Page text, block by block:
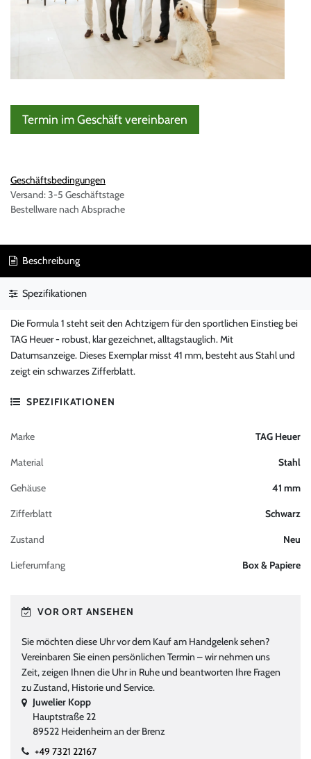
Termin im Geschäft vereinbaren
Geschäftsbedingungen
Versand: 3-5 Geschäftstage
Bestellware nach Absprache
Beschreibung
Spezifikationen
Die Formula 1 steht seit den Achtzigern für den sportlichen Einstieg bei
TAG Heuer - robust, klar gezeichnet, alltagstauglich. Mit
Datumsanzeige. Dieses Exemplar misst 41 mm, besteht aus Stahl und
zeigt ein schwarzes Zifferblatt.
SPEZIFIKATIONEN
Marke TAG Heuer
Material Stahl
Gehäuse 41 mm
Zifferblatt Schwarz
Zustand Neu
Lieferumfang Box & Papiere
VOR ORT ANSEHEN
Sie möchten diese Uhr vor dem Kauf am Handgelenk sehen?
Vereinbaren Sie einen persönlichen Termin – wir nehmen uns
Zeit, zeigen Ihnen die Uhr in Ruhe und beantworten Ihre Fragen
zu Zustand, Historie und Service.
Juwelier Kopp
Hauptstraße 22
89522 Heidenheim an der Brenz
+49 7321 22167